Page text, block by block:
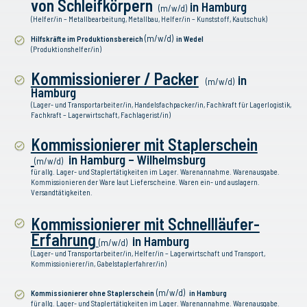
von Schleifkörpern (m/w/d) in Hamburg
(Helfer/in – Metallbearbeitung, Metallbau, Helfer/in – Kunststoff, Kautschuk)
Hilfskräfte im Produktionsbereich (m/w/d) in Wedel
(Produktionshelfer/in)
Kommissionierer / Packer (m/w/d) in
Hamburg
(Lager- und Transportarbeiter/in, Handelsfachpacker/in, Fachkraft für Lagerlogistik,
Fachkraft – Lagerwirtschaft, Fachlagerist/in)
Kommissionierer mit Staplerschein
(m/w/d) in Hamburg – Wilhelmsburg
für allg. Lager- und Staplertätigkeiten im Lager. Warenannahme. Warenausgabe.
Kommissionieren der Ware laut Lieferscheine. Waren ein- und auslagern.
Versandtätigkeiten.
Kommissionierer mit Schnellläufer-
Erfahrung (m/w/d) in Hamburg
(Lager- und Transportarbeiter/in, Helfer/in – Lagerwirtschaft und Transport,
Kommissionierer/in, Gabelstaplerfahrer/in)
Kommissionierer ohne Staplerschein (m/w/d) in Hamburg
für allg. Lager- und Staplertätigkeiten im Lager. Warenannahme. Warenausgabe.